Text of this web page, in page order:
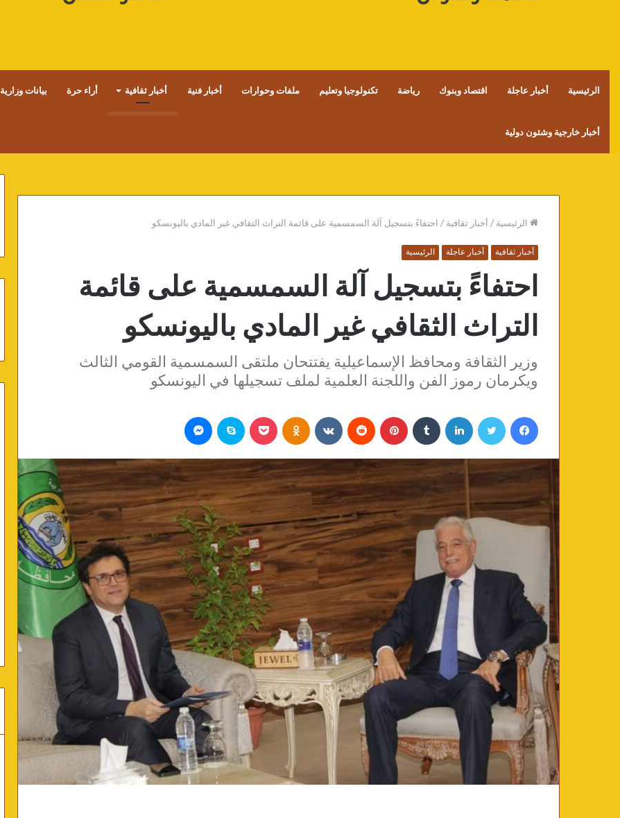
الرئيسية أخبار عاجلة اقتصاد وبنوك رياضة تكنولوجيا وتعليم ملفات وحوارات أخبار فنية أخبار ثقافية أراء حرة بيانات وزارية
أخبار خارجية وشئون دولية
الرئيسية/أخبار ثقافية/احتفاءً بتسجيل آلة السمسمية على قائمة التراث الثقافي غير المادي باليونسكو
أخبار ثقافية أخبار عاجلة الرئيسية
احتفاءً بتسجيل آلة السمسمية على قائمة
التراث الثقافي غير المادي باليونسكو
وزير الثقافة ومحافظ الإسماعيلية يفتتحان ملتقى السمسمية القومي الثالث
ويكرمان رموز الفن واللجنة العلمية لملف تسجيلها في اليونسكو